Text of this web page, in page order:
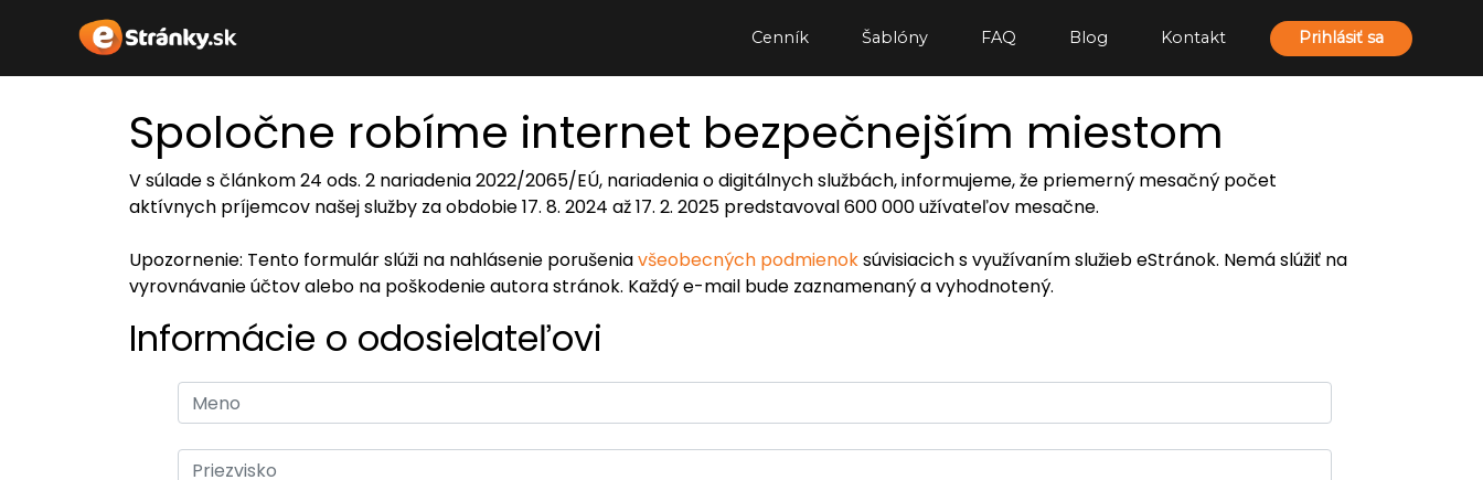
Cenník Šablóny FAQ Blog Kontakt Prihlásiť sa
Spoločne robíme internet bezpečnejším miestom
V súlade s článkom 24 ods. 2 nariadenia 2022/2065/EÚ, nariadenia o digitálnych službách, informujeme, že priemerný mesačný počet
aktívnych príjemcov našej služby za obdobie 17. 8. 2024 až 17. 2. 2025 predstavoval 600 000 užívateľov mesačne.
Upozornenie: Tento formulár slúži na nahlásenie porušeniavšeobecných podmienoksúvisiacich s využívaním služieb eStránok. Nemá slúžiť na
vyrovnávanie účtov alebo na poškodenie autora stránok. Každý e-mail bude zaznamenaný a vyhodnotený.
Informácie o odosielateľovi